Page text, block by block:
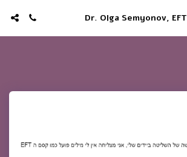
Dr. Olga Semyonov, EFT